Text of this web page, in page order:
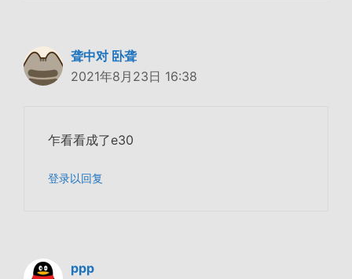
聋中对 卧聋
2021年8月23日 16:38
乍看看成了e30
登录以回复
ppp